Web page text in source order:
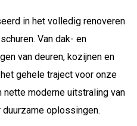
in het volledig renoveren
Van dak- en
van deuren, kozijnen en
gehele traject voor onze
nette moderne uitstraling van
oplossingen.